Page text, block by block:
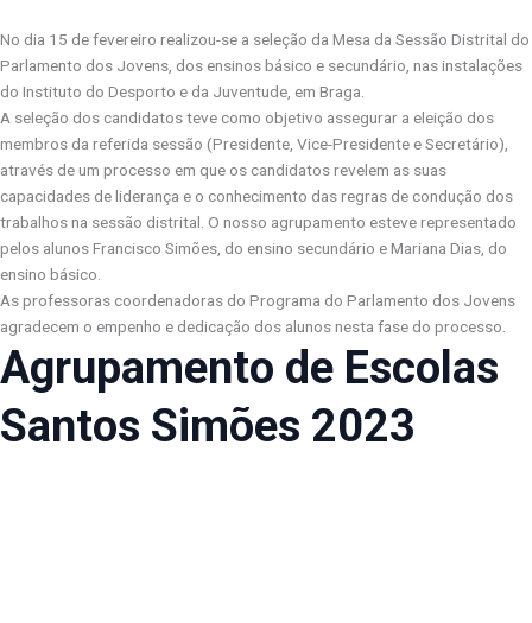
No dia 15 de fevereiro realizou-se a seleção da Mesa da Sessão Distrital do
Parlamento dos Jovens, dos ensinos básico e secundário, nas instalações
do Instituto do Desporto e da Juventude, em Braga.
A seleção dos candidatos teve como objetivo assegurar a eleição dos
membros da referida sessão (Presidente, Vice-Presidente e Secretário),
através de um processo em que os candidatos revelem as suas
capacidades de liderança e o conhecimento das regras de condução dos
trabalhos na sessão distrital. O nosso agrupamento esteve representado
pelos alunos Francisco Simões, do ensino secundário e Mariana Dias, do
ensino básico.
As professoras coordenadoras do Programa do Parlamento dos Jovens
agradecem o empenho e dedicação dos alunos nesta fase do processo.
Agrupamento de Escolas
Santos Simões 2023